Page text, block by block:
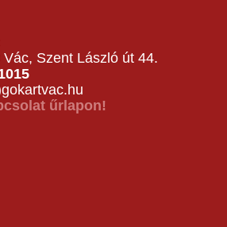
Szent László út 44.
űrlapon!